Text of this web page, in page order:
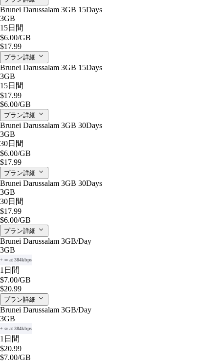
Brunei Darussalam 3GB 15Days
3GB
15日間
$6.00/GB
$17.99
プラン詳細
Brunei Darussalam 3GB 15Days
3GB
15日間
$17.99
$6.00/GB
プラン詳細
Brunei Darussalam 3GB 30Days
3GB
30日間
$6.00/GB
$17.99
プラン詳細
Brunei Darussalam 3GB 30Days
3GB
30日間
$17.99
$6.00/GB
プラン詳細
Brunei Darussalam 3GB/Day
3GB
+ ∞ at 384kbps
1日間
$7.00/GB
$20.99
プラン詳細
Brunei Darussalam 3GB/Day
3GB
+ ∞ at 384kbps
1日間
$20.99
$7.00/GB